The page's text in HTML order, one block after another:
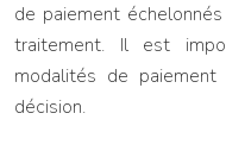
de paiement
traitement. Il est
modalités de
décision.